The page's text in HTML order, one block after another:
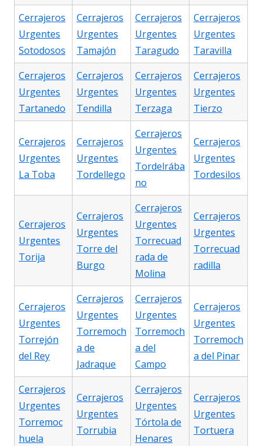
Cerrajeros
Urgentes
Sotodosos
Cerrajeros
Urgentes
Tamajón
Cerrajeros
Urgentes
Taragudo
Cerrajeros
Urgentes
Taravilla
Cerrajeros
Urgentes
Tartanedo
Cerrajeros
Urgentes
Tendilla
Cerrajeros
Urgentes
Terzaga
Cerrajeros
Urgentes
Tierzo
Cerrajeros
Urgentes
La Toba
Cerrajeros
Urgentes
Tordellego
Cerrajeros
Urgentes
Tordelrába
no
Cerrajeros
Urgentes
Tordesilos
Cerrajeros
Urgentes
Torija
Cerrajeros
Urgentes
Torre del
Burgo
Cerrajeros
Urgentes
Torrecuad
rada de
Molina
Cerrajeros
Urgentes
Torrecuad
radilla
Cerrajeros
Urgentes
Torrejón
del Rey
Cerrajeros
Urgentes
Torremoch
a de
Jadraque
Cerrajeros
Urgentes
Torremoch
a del
Campo
Cerrajeros
Urgentes
Torremoch
a del Pinar
Cerrajeros
Urgentes
Torremoc
huela
Cerrajeros
Urgentes
Torrubia
Cerrajeros
Urgentes
Tórtola de
Henares
Cerrajeros
Urgentes
Tortuera